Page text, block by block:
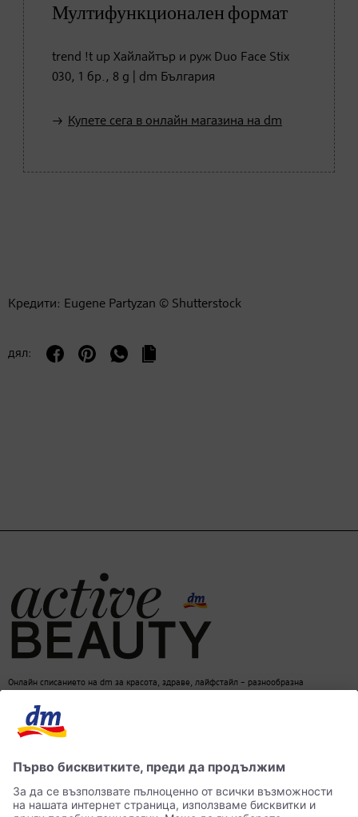
Мултифункционален формат
trend !t up Хайлайтър и руж Duo Face Stix
030, 1 бр., 8 g | dm България
Купете сега в онлайн магазина на dm
Кредити: Eugene Partyzan © Shutterstock
дял:
Онлайн списанието на dm за красота, здраве, лайфстайл – разнообразна